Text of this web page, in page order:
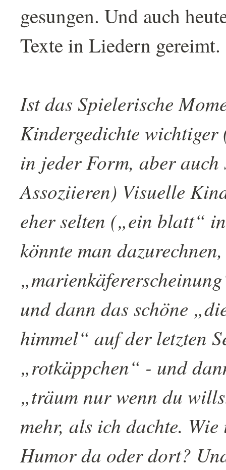
gesungen. Und auch
Texte in Liedern gereimt.
Ist das Spielerische
Kindergedichte wichtiger
in jeder Form, aber auch
Assoziieren) Visuelle
eher selten („ein blatt“
könnte man dazurechnen,
und dann das schöne
himmel“ auf der letzten
„rotkäppchen“ - und
„träum nur wenn du
mehr, als ich dachte.
Humor da oder dort?